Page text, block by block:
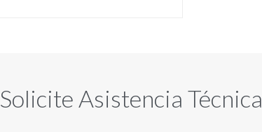
Solicite Asistencia Técnica